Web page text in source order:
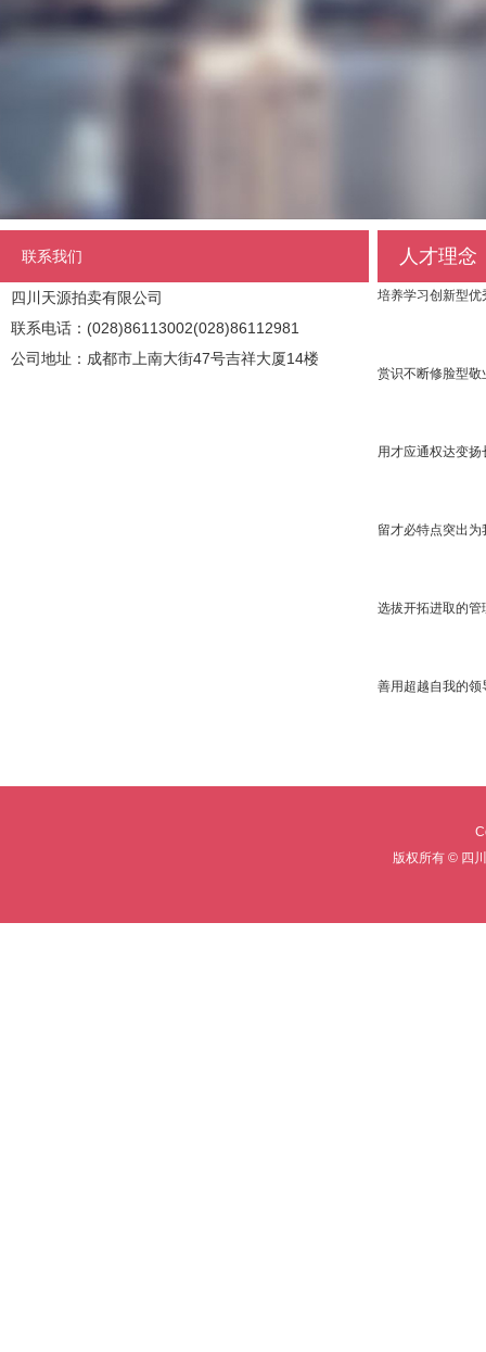
联系我们
四川天源拍卖有限公司
联系电话：(028)86113002(028)86112981
公司地址：成都市上南大街47号吉祥大厦14楼
人才理念
培养学习创新型优
赏识不断修脸型敬
用才应通权达变扬
留才必特点突出为
选拔开拓进取的管
善用超越自我的领
版权所有 © 四